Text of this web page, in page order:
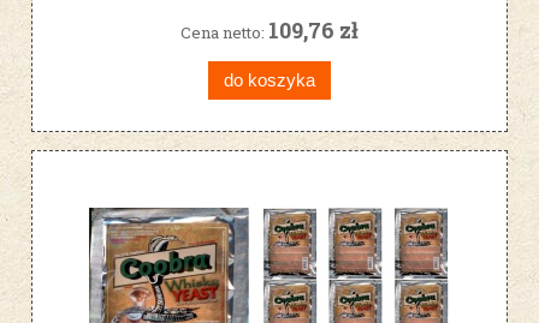
Cena netto: 109,76 zł
do koszyka